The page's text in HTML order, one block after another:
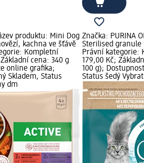
produktu: Mini Dog
kachna ve šťávě
Kompletní
cena: 340 g
online grafika;
Skladem, Status
dm
Značka: PURINA
Sterilised granule
Právní kategorie:
179,00 Kč;
100 g);
Status šedý